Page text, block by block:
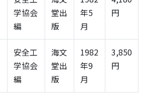
学協会
編
堂出
版
年5
月
円
安全工
学協会
編
海文
堂出
版
1982
年9
月
3,850
円